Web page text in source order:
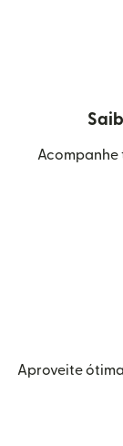
Acompanhe
Aproveite